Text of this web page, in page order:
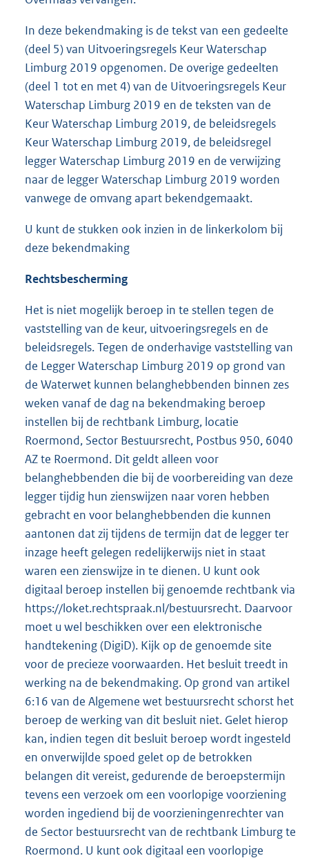
In deze bekendmaking is de tekst van een gedeelte
(deel 5) van Uitvoeringsregels Keur Waterschap
Limburg 2019 opgenomen. De overige gedeelten
(deel 1 tot en met 4) van de Uitvoeringsregels Keur
Waterschap Limburg 2019 en de teksten van de
Keur Waterschap Limburg 2019, de beleidsregels
Keur Waterschap Limburg 2019, de beleidsregel
legger Waterschap Limburg 2019 en de verwijzing
naar de legger Waterschap Limburg 2019 worden
vanwege de omvang apart bekendgemaakt.
U kunt de stukken ook inzien in de linkerkolom bij
deze bekendmaking
Rechtsbescherming
Het is niet mogelijk beroep in te stellen tegen de
vaststelling van de keur, uitvoeringsregels en de
beleidsregels. Tegen de onderhavige vaststelling van
de Legger Waterschap Limburg 2019 op grond van
de Waterwet kunnen belanghebbenden binnen zes
weken vanaf de dag na bekendmaking beroep
instellen bij de rechtbank Limburg, locatie
Roermond, Sector Bestuursrecht, Postbus 950, 6040
AZ te Roermond. Dit geldt alleen voor
belanghebbenden die bij de voorbereiding van deze
legger tijdig hun zienswijzen naar voren hebben
gebracht en voor belanghebbenden die kunnen
aantonen dat zij tijdens de termijn dat de legger ter
inzage heeft gelegen redelijkerwijs niet in staat
waren een zienswijze in te dienen. U kunt ook
digitaal beroep instellen bij genoemde rechtbank via
https://loket.rechtspraak.nl/bestuursrecht. Daarvoor
moet u wel beschikken over een elektronische
handtekening (DigiD). Kijk op de genoemde site
voor de precieze voorwaarden. Het besluit treedt in
werking na de bekendmaking. Op grond van artikel
6:16 van de Algemene wet bestuursrecht schorst het
beroep de werking van dit besluit niet. Gelet hierop
kan, indien tegen dit besluit beroep wordt ingesteld
en onverwijlde spoed gelet op de betrokken
belangen dit vereist, gedurende de beroepstermijn
tevens een verzoek om een voorlopige voorziening
worden ingediend bij de voorzieningenrechter van
de Sector bestuursrecht van de rechtbank Limburg te
Roermond. U kunt ook digitaal een voorlopige